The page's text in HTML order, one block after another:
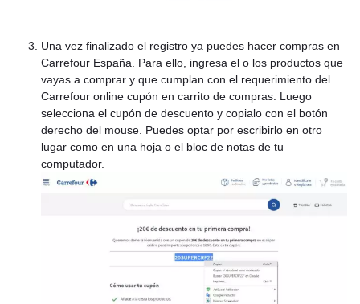
Una vez finalizado el registro ya puedes hacer compras en
Carrefour España. Para ello, ingresa el o los productos que
vayas a comprar y que cumplan con el requerimiento del
Carrefour online cupón en carrito de compras. Luego
selecciona el cupón de descuento y copialo con el botón
derecho del mouse. Puedes optar por escribirlo en otro
lugar como en una hoja o el bloc de notas de tu
computador.